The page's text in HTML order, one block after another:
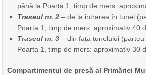
până la Poarta 1, timp de mers:
Traseul nr. 2 – de la intrarea în tunel
Poarta 1, timp de mers: aproximativ 40
Traseul nr. 3 – din fața tunelului
Poarta 1, timp de mers: aproximativ 30
Compartimentul de presă al Primăriei